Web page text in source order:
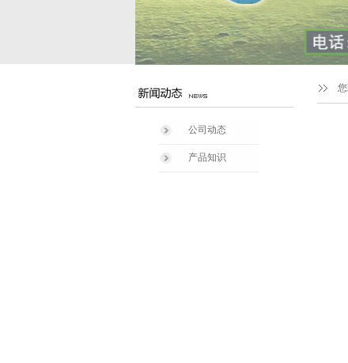
公司动态
产品知识